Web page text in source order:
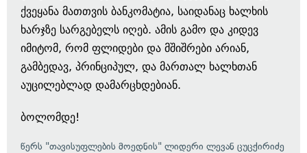
ქვეყანა მათთვის ბანკომატია, საიდანაც ხალხის
ხარჯზე სარგებელს იღებ. ამის გამო და კიდევ
იმიტომ, რომ ფლიდები და მშიშრები არიან,
გამბედავ, პრინციპულ, და მართალ ხალხთან
აუცილებლად დამარცხდებიან.
ბოლომდე!
წერს "თავისუფლების მოედნის" ლიდერი ლევან ცუცქირიძე